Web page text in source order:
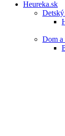
Heureka.sk
Dom a